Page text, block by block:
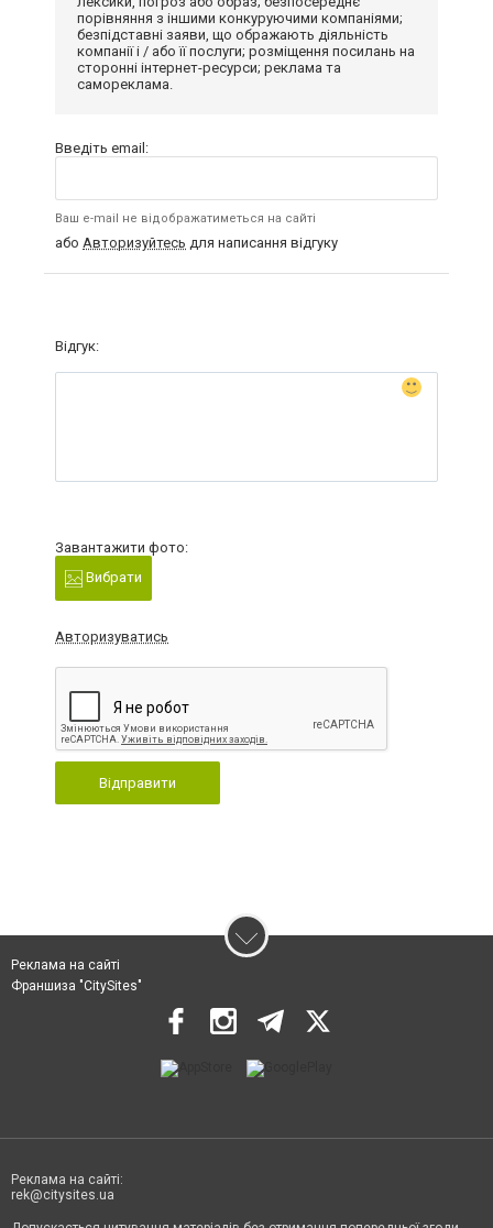
порівняння з іншими конкуруючими компаніями;
безпідставні заяви, що ображають діяльність
компанії і / або її послуги; розміщення посилань на
сторонні інтернет-ресурси; реклама та
самореклама.
Введіть email:
Ваш e-mail не відображатиметься на сайті
або Авторизуйтесь для написання відгуку
Відгук:
Завантажити фото:
Вибрати
Авторизуватись
Відправити
Реклама на сайті
Франшиза "CitySites"
Реклама на сайті:
rek@citysites.ua